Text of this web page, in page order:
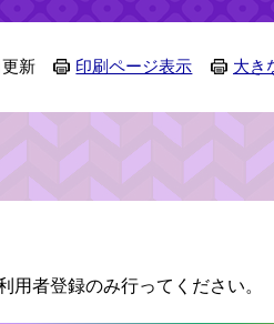
新 印刷ページ表示 大き
者登録のみ行ってください。